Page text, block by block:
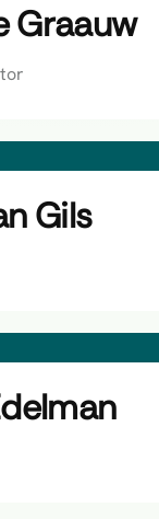
Graauw
Gils